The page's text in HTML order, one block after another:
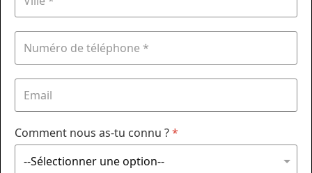
Comment nous as-tu connu ?*